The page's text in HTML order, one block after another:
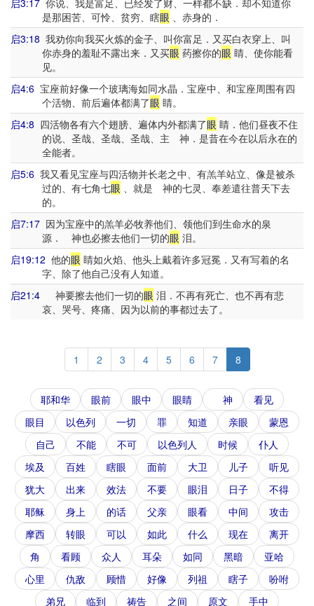
启3:17 你说、我是富足、已经发了财、一样都不缺．却不知道你
是那困苦、可怜、贫穷、瞎眼 、赤身的．
启3:18 我劝你向我买火炼的金子、叫你富足．又买白衣穿上、叫
你赤身的羞耻不露出来．又买眼 药擦你的眼 睛、使你能看
见。
启4:6 宝座前好像一个玻璃海如同水晶．宝座中、和宝座周围有四
个活物、前后遍体都满了眼 睛。
启4:8 四活物各有六个翅膀、遍体内外都满了眼 睛．他们昼夜不住
的说、圣哉、圣哉、圣哉、主 神．是昔在今在以后永在的
全能者。
启5:6 我又看见宝座与四活物并长老之中、有羔羊站立、像是被杀
过的、有七角七眼 、就是 神的七灵、奉差遣往普天下去
的。
启7:17 因为宝座中的羔羊必牧养他们、领他们到生命水的泉
源． 神也必擦去他们一切的眼 泪。
启19:12 他的眼 睛如火焰、他头上戴着许多冠冕．又有写着的名
字、除了他自己没有人知道。
启21:4 神要擦去他们一切的眼 泪．不再有死亡、也不再有悲
哀、哭号、疼痛、因为以前的事都过去了。
1 2 3 4 5 6 7 8
耶和华 眼前 眼中 眼睛 神
看见
眼目
以色列 一切 罪 知道 亲眼
蒙恩
自己
不能 不可 以色列人 时候
仆人
埃及
百姓 瞎眼 面前 大卫 儿子
听见
犹大
出来 效法 不要 眼泪 日子
不得
耶稣
身上 的话 父亲 眼看 中间
攻击
摩西
转眼 可以 如此 什么 现在
离开
角
看顾 众人 耳朵 如同 黑暗
亚哈
心里
仇敌 顾惜 好像 列祖 瞎子
吩咐
弟兄
临到 祷告 之间 原文 手中